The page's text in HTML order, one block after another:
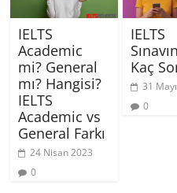
IELTS
Academic
mi? General
mı? Hangisi?
IELTS
Academic vs
General Farkı
24 Nisan 2023
0
IELTS
Kaç
31
0